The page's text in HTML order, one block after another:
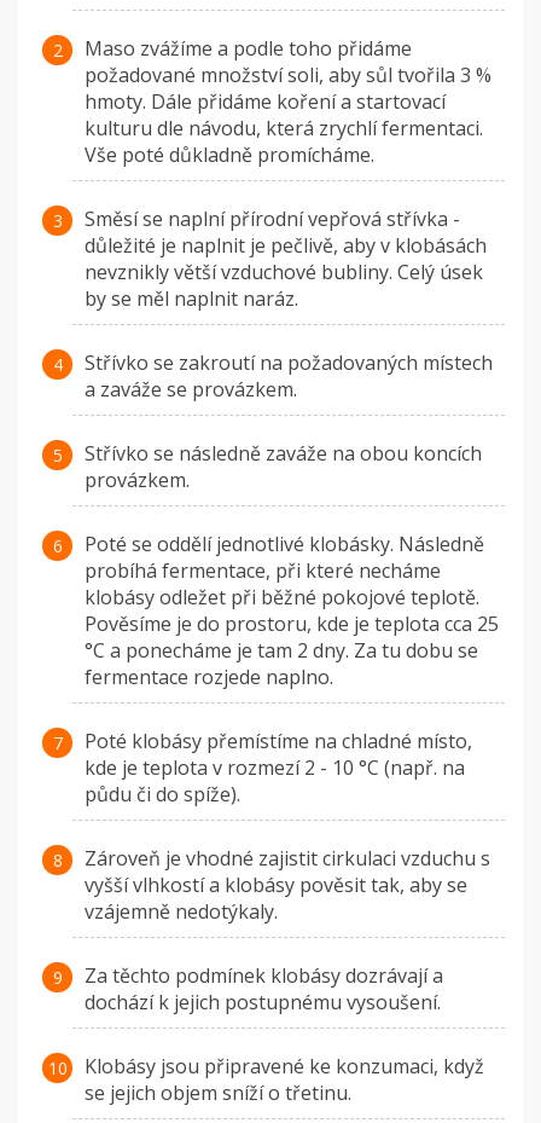
Maso zvážíme a podle toho přidáme
požadované množství soli, aby sůl tvořila 3 %
hmoty. Dále přidáme koření a startovací
kulturu dle návodu, která zrychlí fermentaci.
Vše poté důkladně promícháme.
Směsí se naplní přírodní vepřová střívka -
důležité je naplnit je pečlivě, aby v klobásách
nevznikly větší vzduchové bubliny. Celý úsek
by se měl naplnit naráz.
Střívko se zakroutí na požadovaných místech
a zaváže se provázkem.
Střívko se následně zaváže na obou koncích
provázkem.
Poté se oddělí jednotlivé klobásky. Následně
probíhá fermentace, při které necháme
klobásy odležet při běžné pokojové teplotě.
Pověsíme je do prostoru, kde je teplota cca 25
°C a ponecháme je tam 2 dny. Za tu dobu se
fermentace rozjede naplno.
Poté klobásy přemístíme na chladné místo,
kde je teplota v rozmezí 2 - 10 °C (např. na
půdu či do spíže).
Zároveň je vhodné zajistit cirkulaci vzduchu s
vyšší vlhkostí a klobásy pověsit tak, aby se
vzájemně nedotýkaly.
Za těchto podmínek klobásy dozrávají a
dochází k jejich postupnému vysoušení.
Klobásy jsou připravené ke konzumaci, když
se jejich objem sníží o třetinu.